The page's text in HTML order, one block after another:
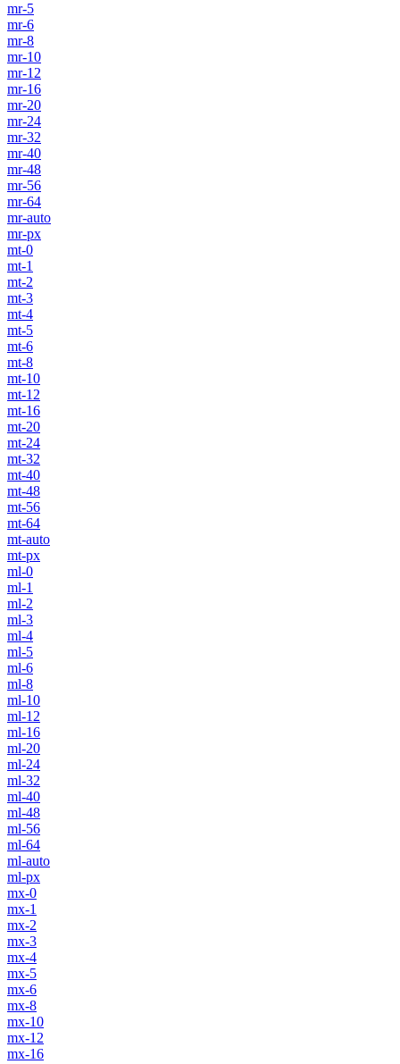
mr-5
mr-6
mr-8
mr-10
mr-12
mr-16
mr-20
mr-24
mr-32
mr-40
mr-48
mr-56
mr-64
mr-auto
mr-px
mt-0
mt-1
mt-2
mt-3
mt-4
mt-5
mt-6
mt-8
mt-10
mt-12
mt-16
mt-20
mt-24
mt-32
mt-40
mt-48
mt-56
mt-64
mt-auto
mt-px
ml-0
ml-1
ml-2
ml-3
ml-4
ml-5
ml-6
ml-8
ml-10
ml-12
ml-16
ml-20
ml-24
ml-32
ml-40
ml-48
ml-56
ml-64
ml-auto
ml-px
mx-0
mx-1
mx-2
mx-3
mx-4
mx-5
mx-6
mx-8
mx-10
mx-12
mx-16